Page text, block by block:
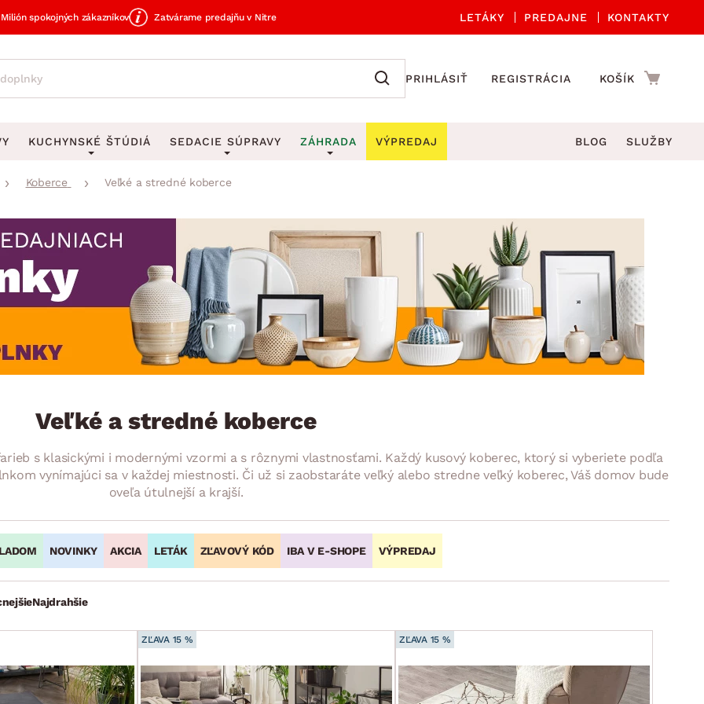
Milión spokojných zákazníkov Zatvárame predajňu v Nitre LETÁKY PREDAJNE KONTAKTY
PRIHLÁSIŤ REGISTRÁCIA KOŠÍK
DEKORÁCIE
Obrazy
Zrkadlá
Zobrazit vše
Vešiaky na kľúče
Stojany na dáždniky
Stojany na noviny
Stojany na oblečenie
Zobrazit vše
Kuchynské príslušenstvo
Kuchynské doplnky
Kúpeľňové doplnky
Záhradné doplnky
Zobrazit vše
DOMÁCE SPOTREBIČE ZÁHRADNÉ DOPLNKY VIANOCE
KUCHYNSKÉ ŠTÚDIÁ SEDACIE SÚPRAVY
Sedacie súpravy do U
Rohové sedacie súpravy
Sedacie súpravy 3-2-1
Sedacie súpravy na mieru
ZÁHRADA
Záhradné stoličky a kreslá
Záhradné lavice
Záhradné stoly
Záhradné hojdačky
Záhradné lehátka
Záhradné doplnky
VÝPREDAJ BLOG SLUŽBY
Koberce Veľké a stredné koberce
Veľké a stredné koberce
s klasickými i modernými vzormi a s rôznymi vlastnosťami. Každý kusový koberec, ktorý si vyberiete podľa
vynímajúci sa v každej miestnosti. Či už si zaobstaráte veľký alebo stredne veľký koberec, Váš domov bude
oveľa útulnejší a krajší.
NOVINKY AKCIA LETÁK ZĽAVOVÝ KÓD IBA V E-SHOPE VÝPREDAJ
Najdrahšie
ZĽAVA 15 % ZĽAVA 15 %